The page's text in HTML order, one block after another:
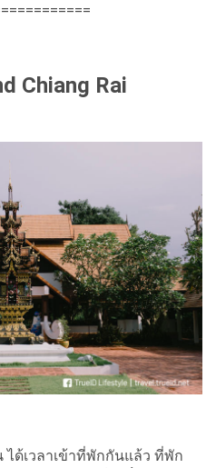
Chiang Rai
ด้เวลาเข้าที่พักกันแล้ว ที่พัก